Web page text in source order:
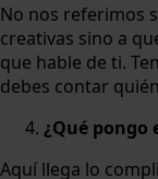
No nos referimos
creativas sino a
que hable de ti.
debes contar
¿Qué pongo
Aquí llega lo